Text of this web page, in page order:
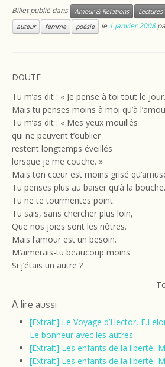
Billet publié dans Amour & Relations Lectures
auteur
femme poésie le 1 janvier 2008
DOUTE
Tu m’as dit : « Je pense à toi tout le
Mais tu penses moins à moi qu’à
Tu m’as dit : « Mes yeux mouillés
qui ne peuvent t’oublier
restent longtemps éveillés
lorsque je me couche. »
Mais ton cœur est moins grisé
Tu penses plus au baiser qu’à la bouche.
Tu ne te tourmentes point.
Tu sais, sans chercher plus loin,
Que nos joies sont les nôtres.
Mais l’amour est un besoin.
M’aimerais-tu beaucoup moins
Si j’étais un autre ?
A lire aussi
[Extrait] Le Voyage d’Hector,
Le bonheur avec les autres
[Extrait] Les enfants de la liberté,
[Extrait] Les enfants de la liberté,